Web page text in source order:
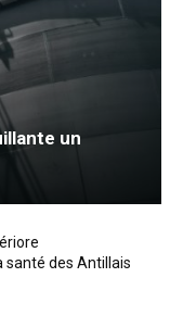
un
santé des Antillais